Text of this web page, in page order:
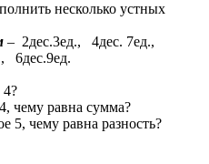
несколько устных
– 2дес.3ед., 4дес. 7ед.,
6дес.9ед.
чему равна сумма?
чему равна разность?